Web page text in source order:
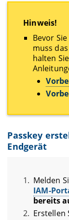
Hinweis!
Bevor
muss
halten
Passkey
Endgerät
Melden
IAM-
bereits
Erstellen